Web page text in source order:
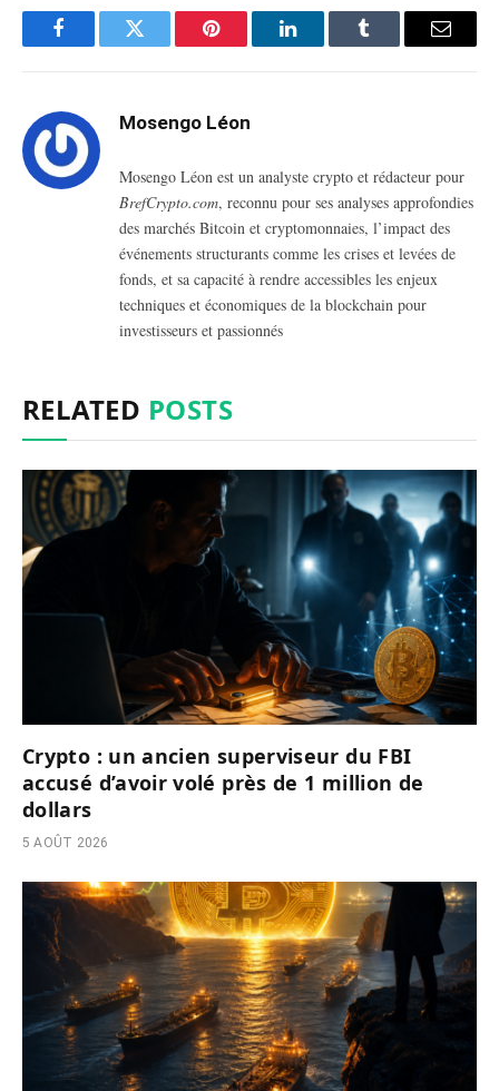
FacebookTwitter Pinterest LinkedInTumblr Email
Mosengo Léon
Mosengo Léon est un analyste crypto et rédacteur pour
BrefCrypto.com, reconnu pour ses analyses approfondies
des marchés Bitcoin et cryptomonnaies, l’impact des
événements structurants comme les crises et levées de
fonds, et sa capacité à rendre accessibles les enjeux
techniques et économiques de la blockchain pour
investisseurs et passionnés
RELATED POSTS
Crypto : un ancien superviseur du FBI
accusé d’avoir volé près de 1 million de
dollars
5 AOÛT 2026